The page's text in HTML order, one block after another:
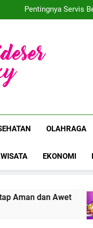
Pentingnya Servis
Jadwal
Pentingnya Servis
Jadwal Proliga
|
DanOLAHRAGA
WISATA EKONOMI
4